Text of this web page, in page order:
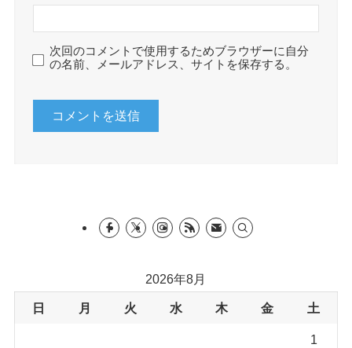
次回のコメントで使用するためブラウザーに自分
の名前、メールアドレス、サイトを保存する。
2026年8月
日 月 火 水 木 金 土
1